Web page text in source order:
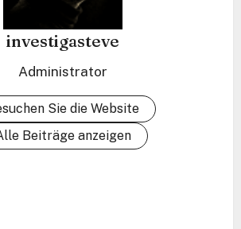
investigasteve
Administrator
Sie die Website
Beiträge anzeigen